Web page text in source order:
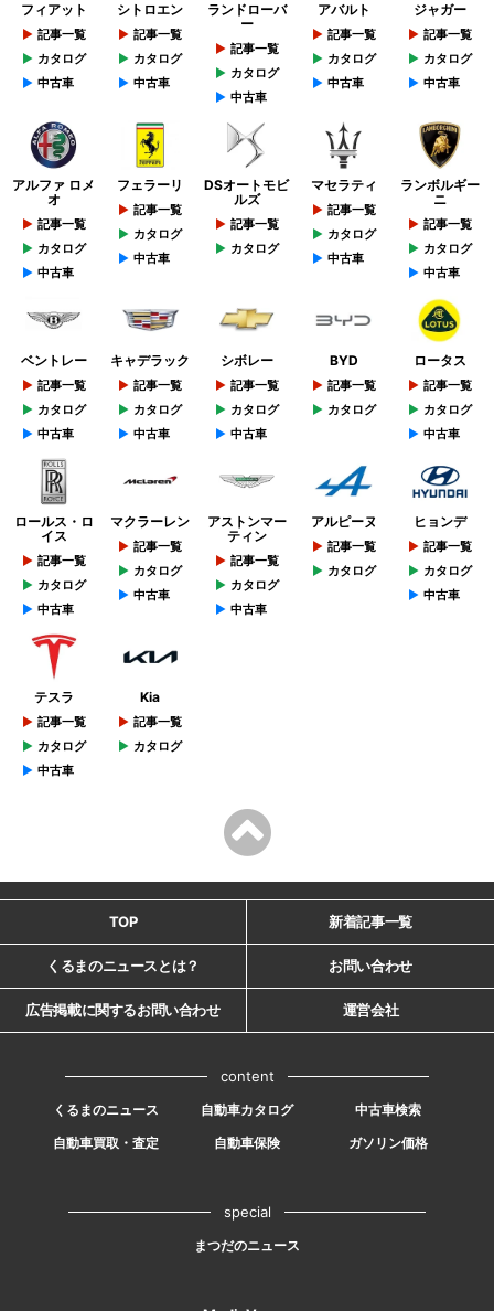
フィアット
記事一覧
カタログ
中古車
シトロエン
記事一覧
カタログ
中古車
ランドローバ
ー
記事一覧
カタログ
中古車
アバルト
記事一覧
カタログ
中古車
ジャガー
記事一覧
カタログ
中古車
アルファ ロメ
オ
記事一覧
カタログ
中古車
フェラーリ
記事一覧
カタログ
中古車
DSオートモビ
ルズ
記事一覧
カタログ
マセラティ
記事一覧
カタログ
中古車
ランボルギー
ニ
記事一覧
カタログ
中古車
ベントレー
記事一覧
カタログ
中古車
キャデラック
記事一覧
カタログ
中古車
シボレー
記事一覧
カタログ
中古車
BYD
記事一覧
カタログ
ロータス
記事一覧
カタログ
中古車
ロールス・ロ
イス
記事一覧
カタログ
中古車
マクラーレン
記事一覧
カタログ
中古車
アストンマー
ティン
記事一覧
カタログ
中古車
アルピーヌ
記事一覧
カタログ
ヒョンデ
記事一覧
カタログ
中古車
テスラ
記事一覧
カタログ
中古車
Kia
記事一覧
カタログ
TOP 新着記事一覧
くるまのニュースとは？ お問い合わせ
広告掲載に関するお問い合わせ 運営会社
content
くるまのニュース 自動車カタログ
中古車検索
自動車買取・査定
自動車保険 ガソリン価格
special
まつだのニュース